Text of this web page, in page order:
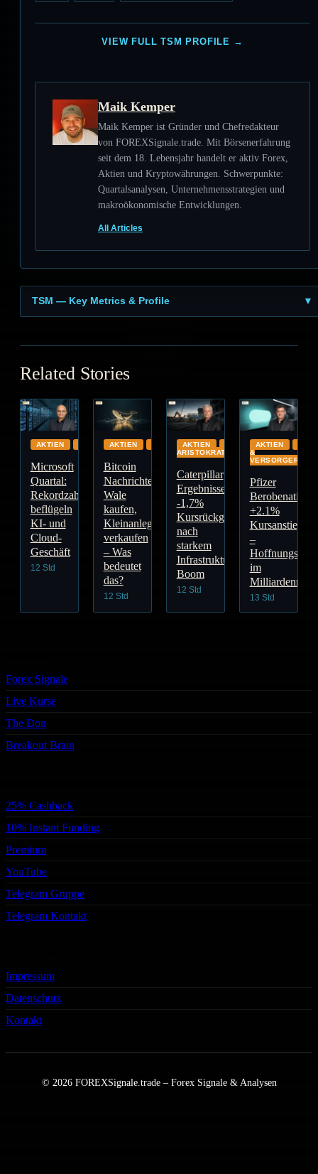
VIEW FULL TSM PROFILE →
Maik Kemper
Maik Kemper ist Gründer und Chefredakteur
von FOREXSignale.trade. Mit Börsenerfahrung
seit dem 18. Lebensjahr handelt er aktiv Forex,
Aktien und Kryptowährungen. Schwerpunkte:
Quartalsanalysen, Unternehmensstrategien und
makroökonomische Entwicklungen.
All Articles
TSM — Key Metrics & Profile ▼
Related Stories
AKTIEN
Microsoft
Quartal:
Rekordzahlen
beflügeln
KI- und
Cloud-
Geschäft
12 Std
AKTIEN GLOBAL
Bitcoin
Nachrichten:
Wale
kaufen,
Kleinanleger
verkaufen
– Was
bedeutet
das?
12 Std
AKTIEN
DIVIDENDEN-
ARISTOKRATEN
Caterpillar
Ergebnisse:
-1,7%
Kursrückgang
nach
starkem
Infrastruktur-
Boom
12 Std
AKTIEN
&
VERSORGER
Pfizer
Berobenatide:
+2.1%
Kursanstieg
–
im
13 Std
Forex Signale
Live Kurse
The Don
Breakout Brain
25% Cashback
10% Instant Funding
Premium
YouTube
Telegram Gruppe
Telegram Kontakt
Impressum
Datenschutz
Kontakt
© 2026 FOREXSignale.trade – Forex Signale & Analysen